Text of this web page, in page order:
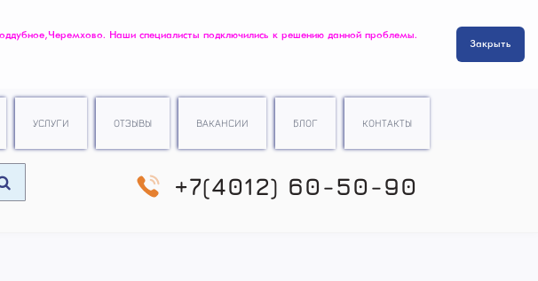
Черемхово. Наши специалисты подключились к решению данной проблемы.
Закрыть
УСЛУГИ ОТЗЫВЫ ВАКАНСИИ БЛОГ КОНТАКТЫ
+7(4012) 60-50-90